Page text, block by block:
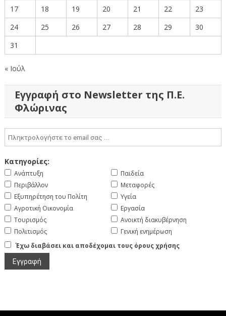
17
18 19 20 21 22
23
24
25 26 27 28 29
30
31
« Ιούλ
Εγγραφή στο Newsletter της Π.Ε.
Φλώρινας
Κατηγορίες:
Ανάπτυξη
Περιβάλλον
Εξυπηρέτηση του Πολίτη
Αγροτική Οικονομία
Τουρισμός
Πολιτισμός
Παιδεία
Μεταφορές
Υγεία
Εργασία
Ανοικτή διακυβέρνηση
Γενική ενημέρωση
Έχω διαβάσει και αποδέχομαι τους όρους χρήσης